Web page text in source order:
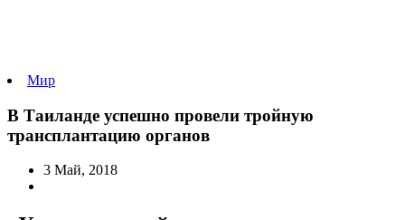
Мир
В Таиланде успешно провели тройную
трансплантацию органов
3 Май, 2018